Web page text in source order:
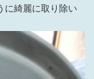
に綺麗に取り除い